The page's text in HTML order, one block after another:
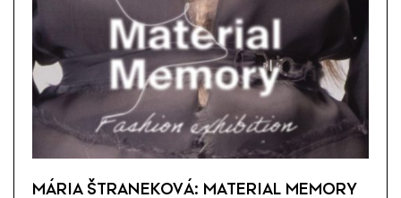
MÁRIA ŠTRANEKOVÁ: MATERIAL MEMORY